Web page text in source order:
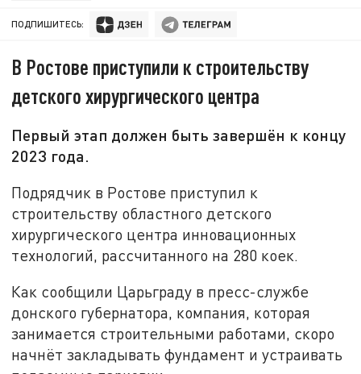
ПОДПИШИТЕСЬ:
В Ростове приступили к строительству
детского хирургического центра
Первый этап должен быть завершён к концу
2023 года.
Подрядчик в Ростове приступил к
строительству областного детского
хирургического центра инновационных
технологий, рассчитанного на 280 коек.
Как сообщили Царьграду в пресс-службе
донского губернатора, компания, которая
занимается строительными работами, скоро
начнёт закладывать фундамент и устраивать